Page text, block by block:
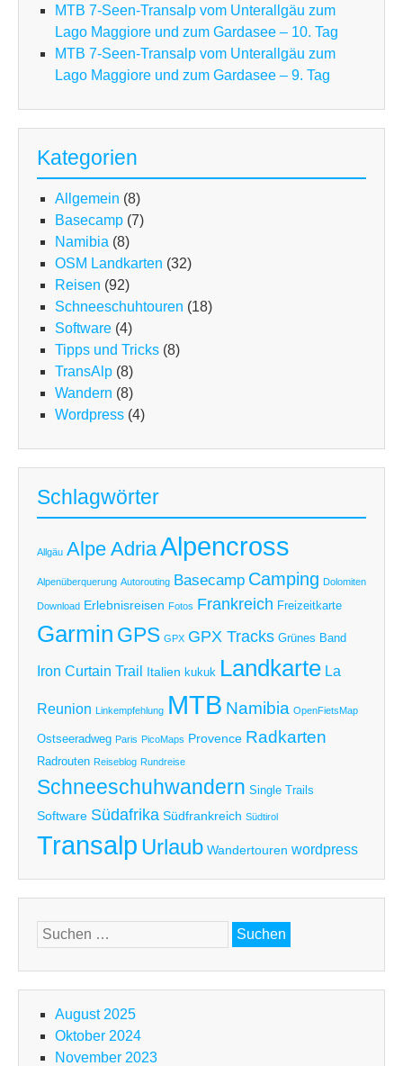
MTB 7-Seen-Transalp vom Unterallgäu zum
Lago Maggiore und zum Gardasee – 10. Tag
MTB 7-Seen-Transalp vom Unterallgäu zum
Lago Maggiore und zum Gardasee – 9. Tag
Kategorien
Allgemein (8)
Basecamp (7)
Namibia (8)
OSM Landkarten (32)
Reisen (92)
Schneeschuhtouren (18)
Software (4)
Tipps und Tricks (8)
TransAlp (8)
Wandern (8)
Wordpress (4)
Schlagwörter
Allgäu Alpe AdriaAlpencross
Alpenüberquerung Autorouting Basecamp Camping Dolomiten
Download Erlebnisreisen Fotos Frankreich Freizeitkarte
Garmin GPS GPX GPX Tracks Grünes Band
Iron Curtain Trail Italien kukuk Landkarte La
Reunion Linkempfehlung MTB Namibia OpenFietsMap
Ostseeradweg Paris PicoMaps Provence Radkarten
Radrouten Reiseblog Rundreise
Schneeschuhwandern Single Trails
Software Südafrika Südfrankreich Südtirol
Transalp Urlaub Wandertouren wordpress
Suchen
nach:
August 2025
Oktober 2024
November 2023